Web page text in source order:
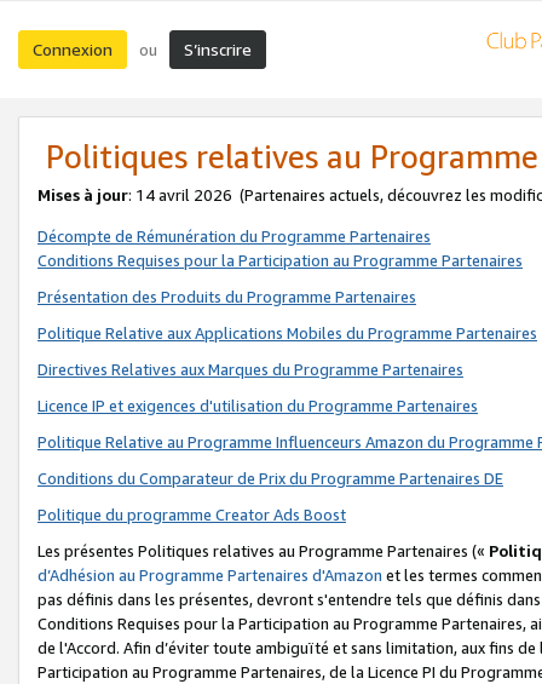
Connexion ou S’inscrire
Politiques relatives au
Mises à jour: 14 avril 2026 (Partenaires actuels, découvrez les
Décompte de Rémunération du Programme Partenaires
Conditions Requises pour la Participation au Programme Partenaires
Présentation des Produits du Programme Partenaires
Politique Relative aux Applications Mobiles du Programme Partenaires
Directives Relatives aux Marques du Programme Partenaires
Licence IP et exigences d'utilisation du Programme Partenaires
Politique Relative au Programme Influenceurs Amazon du Programme
Conditions du Comparateur de Prix du Programme Partenaires DE
Politique du programme Creator Ads Boost
Les présentes Politiques relatives au Programme Partenaires («
d’Adhésion au Programme Partenaires d'Amazon et les termes
pas définis dans les présentes, devront s'entendre tels que définis
Conditions Requises pour la Participation au Programme Partenaires,
de l'Accord. Afin d’éviter toute ambiguïté et sans limitation, aux fins
Participation au Programme Partenaires, de la Licence PI du